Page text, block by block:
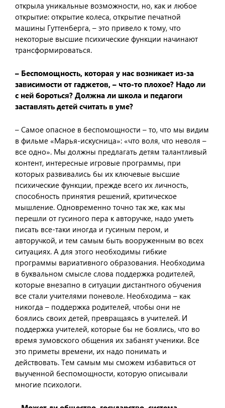
открыла уникальные возможности, но, как и любое
открытие: открытие колеса, открытие печатной
машины Гуттенберга, – это привело к тому, что
некоторые высшие психические функции начинают
трансформироваться.
– Беспомощность, которая у нас возникает из-за
зависимости от гаджетов, – что-то плохое? Надо ли
с ней бороться? Должна ли школа и педагоги
заставлять детей считать в уме?
– Самое опасное в беспомощности – то, что мы видим
в фильме «Марья-искусница»: «что воля, что неволя –
все одно». Мы должны предлагать детям талантливый
контент, интересные игровые программы, при
которых развивались бы их ключевые высшие
психические функции, прежде всего их личность,
способность принятия решений, критическое
мышление. Одновременно точно так же, как мы
перешли от гусиного пера к авторучке, надо уметь
писать все-таки иногда и гусиным пером, и
авторучкой, и тем самым быть вооруженным во всех
ситуациях. А для этого необходимы гибкие
программы вариативного образования. Необходима
в буквальном смысле слова поддержка родителей,
которые внезапно в ситуации дистантного обучения
все стали учителями поневоле. Необходима – как
никогда – поддержка родителей, чтобы они не
боялись своих детей, превращаясь в учителей. И
поддержка учителей, которые бы не боялись, что во
время зумовского общения их забанят ученики. Все
это приметы времени, их надо понимать и
действовать. Тем самым мы сможем избавиться от
выученной беспомощности, которую описывали
многие психологи.